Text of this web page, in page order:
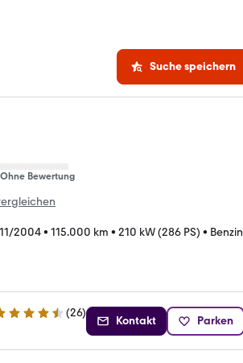
Suche speichern
Ohne Bewertung
2004• 115.000 km • 210 kW (286 PS) • Benzin
Sterne (26)
Kontakt Parken